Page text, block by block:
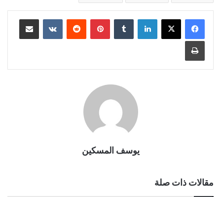
لينكدإن بينتيريست مشاركة عبر البريد
طباعة
يوسف المسكين
مقالات ذات صلة